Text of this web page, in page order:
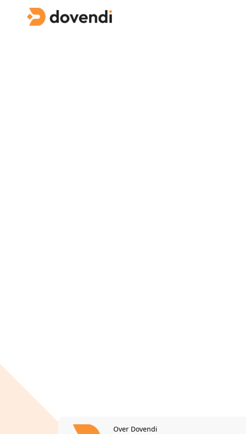
Over Dovendi